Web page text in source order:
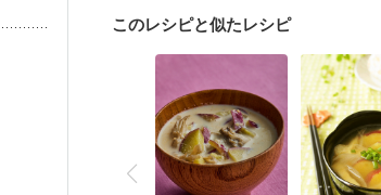
妊婦健診・血糖値が気になる（初期）
このレシピと似たレシピ